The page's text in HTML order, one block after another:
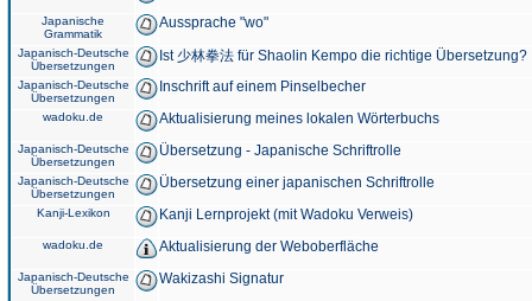
Japanische
Grammatik
Aussprache "wo"
Japanisch-Deutsche
Übersetzungen
Ist 少林拳法 für Shaolin Kempo die richtige Übersetzung?
Japanisch-Deutsche
Übersetzungen
Inschrift auf einem Pinselbecher
wadoku.de Aktualisierung meines lokalen Wörterbuchs
Japanisch-Deutsche
Übersetzungen
Übersetzung - Japanische Schriftrolle
Japanisch-Deutsche
Übersetzungen
Übersetzung einer japanischen Schriftrolle
Kanji-Lexikon Kanji Lernprojekt (mit Wadoku Verweis)
wadoku.de Aktualisierung der Weboberfläche
Japanisch-Deutsche
Übersetzungen
Wakizashi Signatur